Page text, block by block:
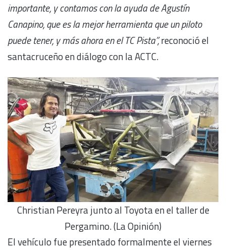
importante, y contamos con la ayuda de Agustín
Canapino, que es la mejor herramienta que un piloto
puede tener, y más ahora en el TC Pista”,reconoció el
santacruceño en diálogo con la ACTC.
Christian Pereyra junto al Toyota en el taller de
Pergamino. (La Opinión)
El vehículo fue presentado formalmente el viernes